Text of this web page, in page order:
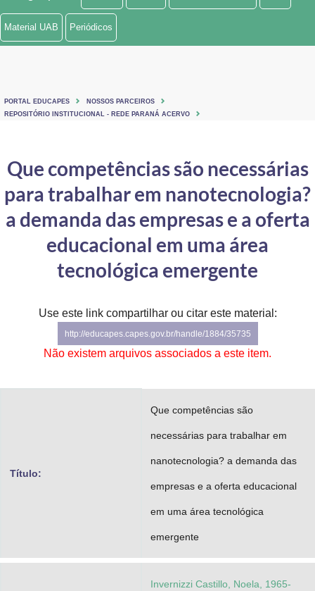
Ministério de Minas e Energia
Ministério do Turismo
Controladoria-Geral da União
Ministério da Mulher, da Família e dos Direitos Humanos
Secretaria de Governo
Advocacia-Geral da União
Banco Central do Brasil
Planalto
Material UAB Periódicos
PORTAL EDUCAPES
NOSSOS PARCEIROS
REPOSITÓRIO INSTITUCIONAL - REDE PARANÁ ACERVO
Que competências são necessárias
para trabalhar em nanotecnologia?
a demanda das empresas e a oferta
educacional em uma área
tecnológica emergente
Use este link compartilhar ou citar este material:
http://educapes.capes.gov.br/handle/1884/35735
Não existem arquivos associados a este item.
Título:
Que competências são
necessárias para trabalhar em
nanotecnologia? a demanda das
empresas e a oferta educacional
em uma área tecnológica
emergente
Invernizzi Castillo, Noela, 1965-